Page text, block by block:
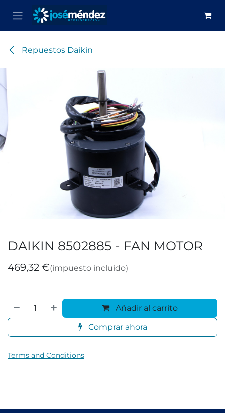
Ir al contenido
Repuestos Daikin
DAIKIN 8502885 - FAN MOTOR
469,32 €(impuesto incluido)
Añadir al carrito
Comprar ahora
Terms and Conditions